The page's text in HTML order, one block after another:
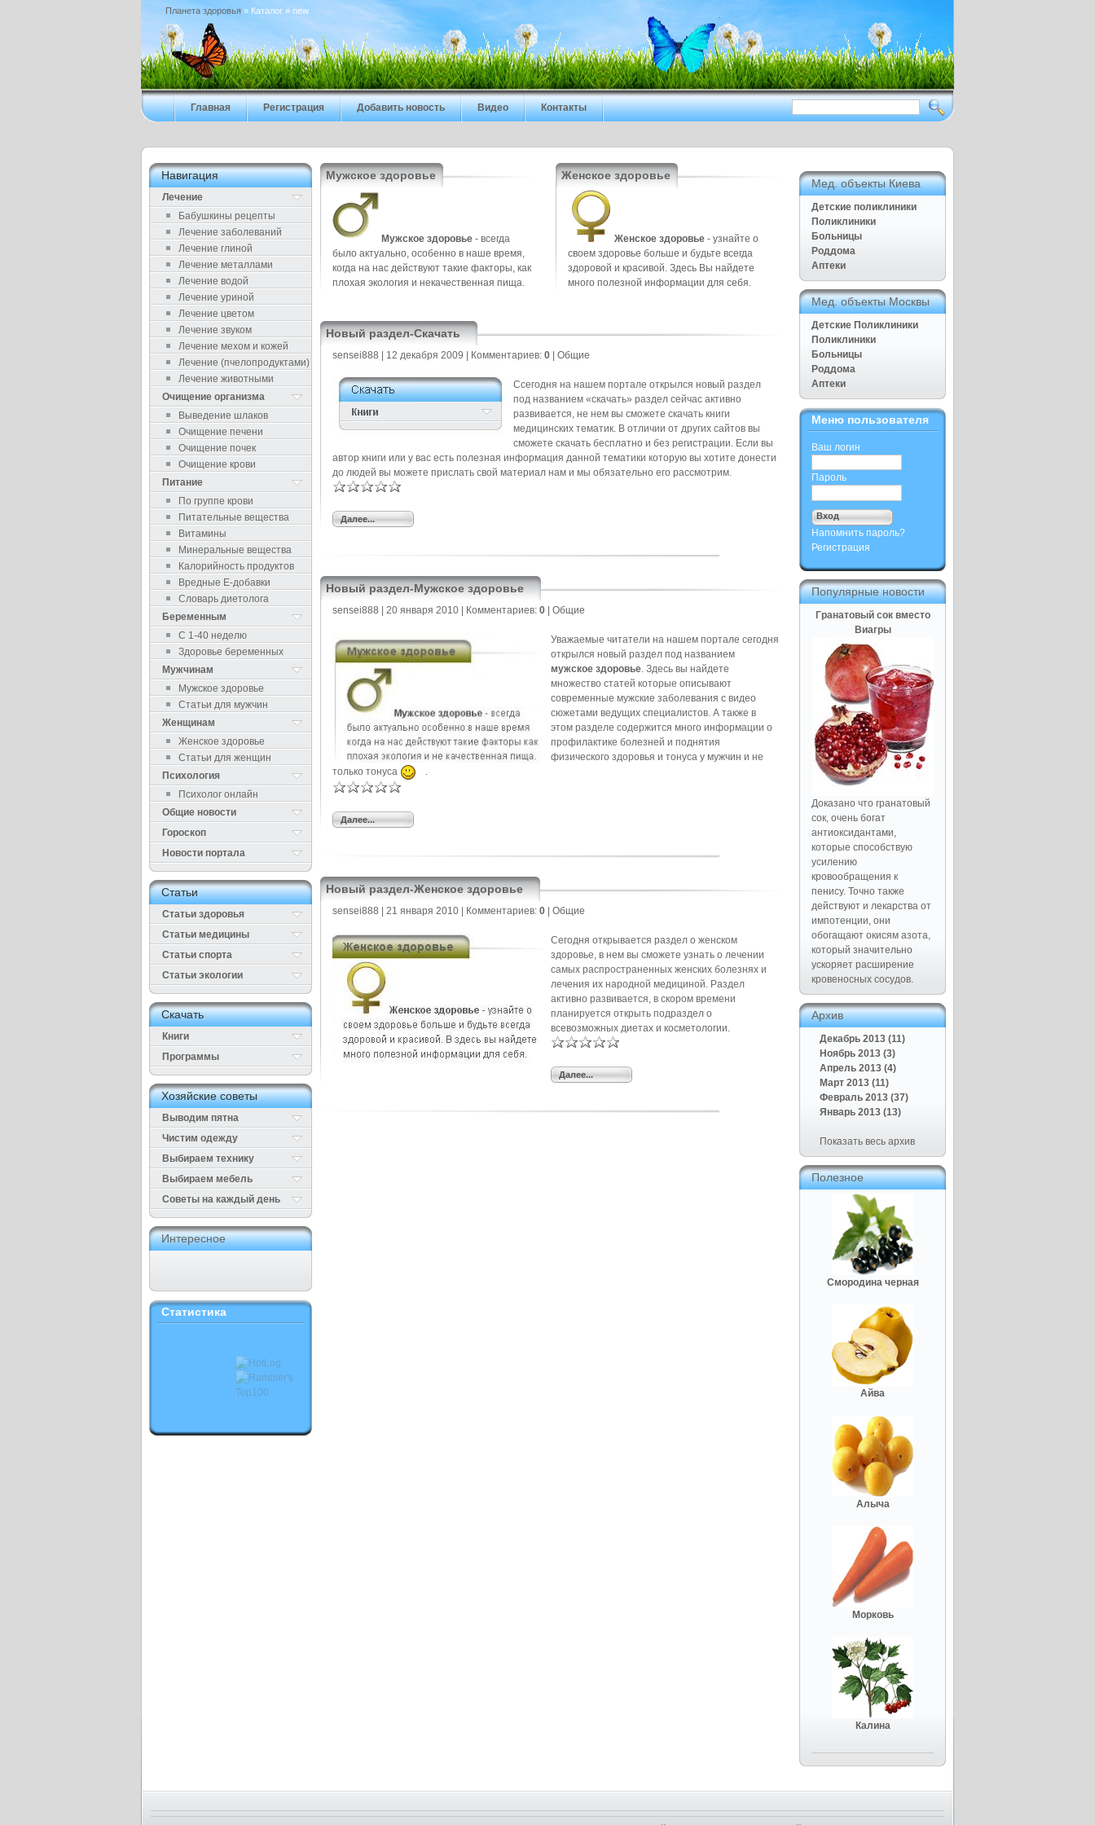
Планета здоровья » Каталог » new
Здоровый образ жизни приежде
Нет ничего дороже чем наше
здоровье
Полезные советы для дома и
семьи, Рецепты народной
медицины
Главная Регистрация Добавить новость Видео Контакты
Навигация
Лечение
Бабушкины рецепты
Лечение заболеваний
Лечение глиной
Лечение металлами
Лечение водой
Лечение уриной
Лечение цветом
Лечение звуком
Лечение мехом и кожей
Лечение (пчелопродуктами)
Лечение животными
Очищение организма
Выведение шлаков
Очищение печени
Очищение почек
Очищение крови
Питание
По группе крови
Питательные вещества
Витамины
Минеральные вещества
Калорийность продуктов
Вредные Е-добавки
Словарь диетолога
Беременным
С 1-40 неделю
Здоровье беременных
Мужчинам
Мужское здоровье
Статьи для мужчин
Женщинам
Женское здоровье
Статьи для женщин
Психология
Психолог онлайн
Общие новости
Гороскоп
Новости портала
Cтатьи
Статьи здоровья
Cтатьи медицины
Статьи спорта
Статьи экологии
Cкачать
Книги
Программы
Хозяйские советы
Выводим пятна
Чистим одежду
Выбираем технику
Выбираем мебель
Cоветы на каждый день
Интересное
Статистика
Мед. объекты Киева
Детские поликлиники
Поликлиники
Больницы
Роддома
Аптеки
Мед. объекты Москвы
Детские Поликлиники
Поликлиники
Больницы
Роддома
Аптеки
Меню пользователя
Ваш логин
Пароль
Напомнить пароль?
Регистрация
Популярные новости
Гранатовый сок вместо
Виагры
Доказано что гранатовый
сок, очень богат
антиоксидантами,
которые способствую
усилению
кровообращения к
пенису. Точно также
действуют и лекарства от
импотенции, они
обогащают окисям азота,
который значительно
ускоряет расширение
кровеносных сосудов.
Архив
Декабрь 2013 (11)
Ноябрь 2013 (3)
Апрель 2013 (4)
Март 2013 (11)
Февраль 2013 (37)
Январь 2013 (13)
Показать весь архив
Полезное
Смородина черная
Айва
Алыча
Морковь
Калина
Мужское здоровье
Мужское здоровье - всегда
было актуально, особенно в наше время,
когда на нас действуют такие факторы, как
плохая экология и некачественная пища.
Женское здоровье
Женское здоровье- узнайте о
своем здоровье больше и будьте всегда
здоровой и красивой. Здесь Вы найдете
много полезной информации для себя.
Новый раздел-Скачать
sensei888 | 12 декабря 2009 | Комментариев: 0 Общие
Cсегодня на нашем портале открылся новый раздел
под названием «скачать» раздел сейчас активно
развивается, не нем вы сможете скачать книги
медицинских тематик. В отличии от других сайтов вы
сможете скачать бесплатно и без регистрации. Если вы
автор книги или у вас есть полезная информация данной тематики которую вы хотите донести
до людей вы можете прислать свой материал нам и мы обязательно его рассмотрим.
Далее...
Новый раздел-Мужское здоровье
sensei888 | 20 января 2010 | Комментариев: 0 Общие
Уважаемые читатели на нашем портале сегодня
открылся новый раздел под названием
мужское здоровье. Здесь вы найдете
множество статей которые описывают
современные мужские заболевания с видео
сюжетами ведущих специалистов. А также в
этом разделе содержится много информации о
профилактике болезней и поднятия
физического здоровья и тонуса у мужчин и не
только тонуса
.
Далее...
Новый раздел-Женское здоровье
sensei888 | 21 января 2010 | Комментариев: 0 Общие
Сегодня открывается раздел о женском
здоровье, в нем вы сможете узнать о лечении
самых распространенных женских болезнях и
лечения их народной медициной. Раздел
активно развивается, в скором времени
планируется открыть подраздел о
всевозможных диетах и косметологии.
Далее...